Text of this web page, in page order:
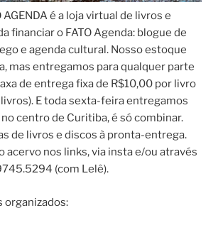
AGENDA é a loja virtual de livros e
financiar o FATO Agenda: blogue de
e agenda cultural. Nosso estoque
mas entregamos para qualquer parte
de entrega fixa de R$10,00 por livro
livros). E toda sexta-feira entregamos
centro de Curitiba, é só combinar.
de livros e discos à pronta-entrega.
acervo nos links, via insta e/ou através
(com Lelê).
organizados: